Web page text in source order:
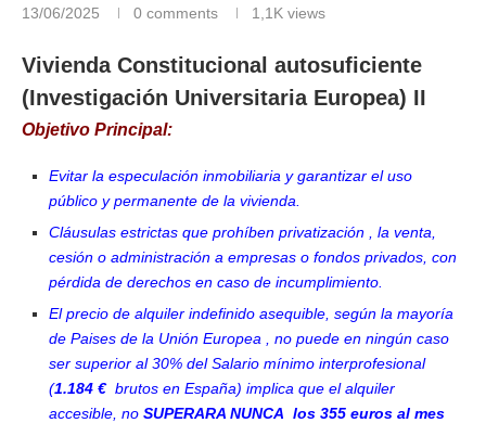
13/06/2025 0 comments 1,1K views
Vivienda Constitucional autosuficiente
(Investigación Universitaria Europea) II
Objetivo Principal:
Evitar la especulación inmobiliaria y garantizar el uso
público y permanente de la vivienda.
Cláusulas estrictas que prohíben privatización , la venta,
cesión o administración a empresas o fondos privados, con
pérdida de derechos en caso de incumplimiento.
El precio de alquiler indefinido asequible, según la mayoría
de Paises de la Unión Europea , no puede en ningún caso
ser superior al 30% del Salario mínimo interprofesional
(1.184 € brutos en España) implica que el alquiler
accesible, no SUPERARA NUNCA los 355 euros al mes